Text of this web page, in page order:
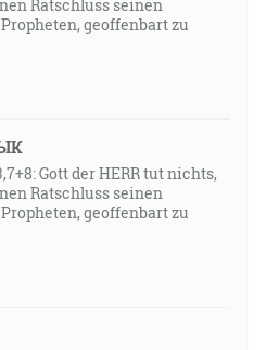
Ratschluss seinen
geoffenbart zu
Gott der HERR tut nichts,
Ratschluss seinen
geoffenbart zu